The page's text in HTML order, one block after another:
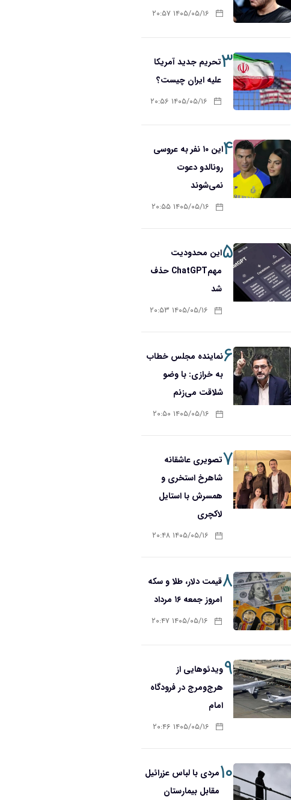
۱۴۰۵/۰۵/۱۶ ۲۰:۵۷
۳تحریم‌ جدید آمریکا
علیه ایران چیست؟
۱۴۰۵/۰۵/۱۶ ۲۰:۵۶
۴
این ۱۰ نفر به عروسی
رونالدو دعوت
نمی‌شوند
۱۴۰۵/۰۵/۱۶ ۲۰:۵۵
۵این محدودیت
مهمChatGPT حذف
شد
۱۴۰۵/۰۵/۱۶ ۲۰:۵۳
۶نماینده مجلس خطاب
به خرازی: با وضو
شلاقت می‌زنم
۱۴۰۵/۰۵/۱۶ ۲۰:۵۰
۷تصویری عاشقانه
شاهرخ استخری و
همسرش با استایل
لاکچری
۱۴۰۵/۰۵/۱۶ ۲۰:۴۸
۸قیمت دلار، طلا و سکه
امروز جمعه ۱۶ مرداد
۱۴۰۵/۰۵/۱۶ ۲۰:۴۷
۹ویدئوهایی از
هرج‌ومرج در فرودگاه
امام
۱۴۰۵/۰۵/۱۶ ۲۰:۴۶
۱۰مردی با لباس عزرائیل
مقابل بیمارستان